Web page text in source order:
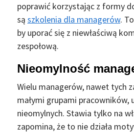
poprawić korzystając z formy
są szkolenia dla managerów.
by uporać się z niewłaściwą
zespołową.
Nieomylność
Wielu managerów, nawet tych
małymi grupami pracowników,
nieomylnych. Stawia tylko na
zapomina, że to nie działa